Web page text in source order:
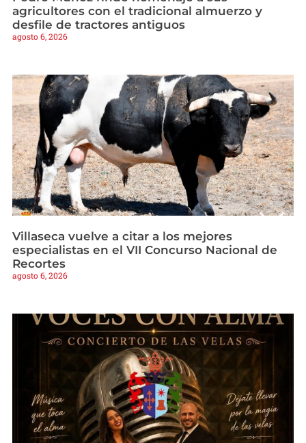
agricultores con el tradicional almuerzo y
desfile de tractores antiguos
agosto 6, 2026
Villaseca vuelve a citar a los mejores
especialistas en el VII Concurso Nacional de
Recortes
agosto 6, 2026